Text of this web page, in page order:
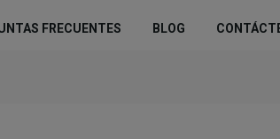
FRECUENTES BLOG